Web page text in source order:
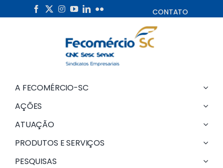
to
CONTATO
A FECOMÉRCIO-SC
AÇÕES
ATUAÇÃO
PRODUTOS E SERVIÇOS
PESQUISAS